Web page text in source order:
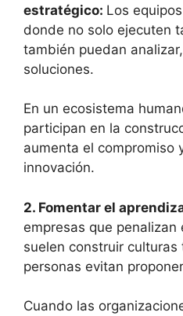
estratégico: Los
donde no solo ejecuten
también puedan
soluciones.
En un ecosistema
participan en la
aumenta el compromiso
innovación.
2. Fomentar el
empresas que
suelen construir
personas evitan
Cuando las